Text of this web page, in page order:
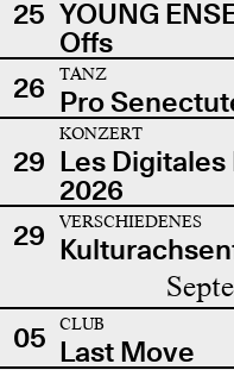
25 YOUNG
Offs
26
TANZ
Pro
29
KONZERT
Les Digitales
2026
29 VERSCHIEDENES
05 CLUB
Last Move